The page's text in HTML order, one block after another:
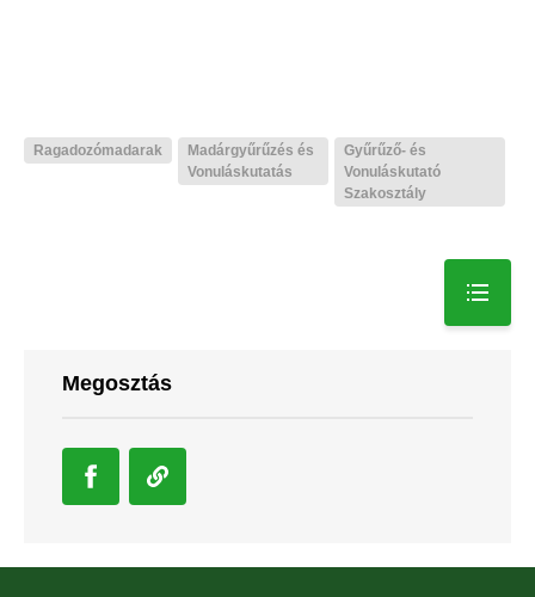
Ragadozómadarak
Madárgyűrűzés és
Vonuláskutatás
Gyűrűző- és
Vonuláskutató
Szakosztály
Megosztás